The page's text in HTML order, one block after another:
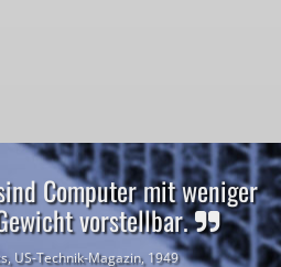
Computer mit weniger
vorstellbar.
US-Technik-Magazin, 1949